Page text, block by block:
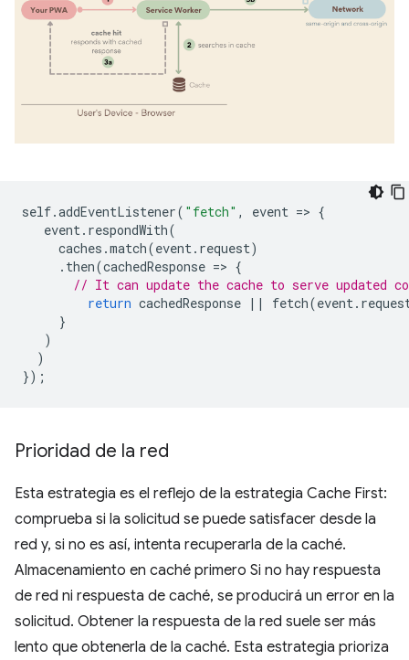
self.addEventListener( "fetch" , event => {
event. respondWith(
caches .match(event. request)
. then(cachedResponse => {
// It can update the cache to serve updated
return cachedResponse || fetch(event.
}
)
)
});
Prioridad de la red
Esta estrategia es el reflejo de la estrategia Cache First:
comprueba si la solicitud se puede satisfacer desde la
red y, si no es así, intenta recuperarla de la caché.
Almacenamiento en caché primero Si no hay respuesta
de red ni respuesta de caché, se producirá un error en la
solicitud. Obtener la respuesta de la red suele ser más
lento que obtenerla de la caché. Esta estrategia prioriza